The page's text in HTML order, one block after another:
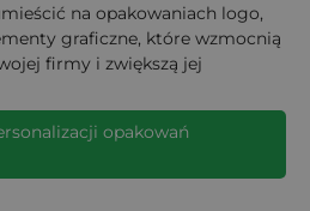
na opakowaniach logo,
graficzne, które wzmocnią
firmy i zwiększą jej
opakowań